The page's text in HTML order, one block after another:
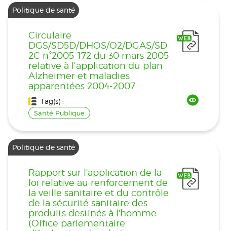
Politique de santé
Circulaire
DGS/SD5D/DHOS/O2/DGAS/SD
2C n°2005-172 du 30 mars 2005
relative à l’application du plan
Alzheimer et maladies
apparentées 2004-2007
Tag(s) :
Santé Publique
Politique de santé
Rapport sur l'application de la
loi relative au renforcement de
la veille sanitaire et du contrôle
de la sécurité sanitaire des
produits destinés à l'homme
(Office parlementaire